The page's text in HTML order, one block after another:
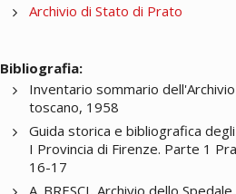
Archivio di Stato di Prato
Bibliografia:
Inventario sommario
toscano, 1958
Guida storica e bibliografica
I Provincia di Firenze. Parte 1
16-17
A. BRESCI, Archivio dello